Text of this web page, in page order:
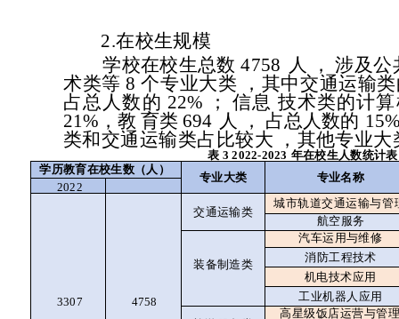
2.在校生规模
学校在校生总数4758 人 ，
涉及公
术类等8个专业大类
，其中交通运输
占总人数的 22% ； 信息 技术类的计
21% ，教 育类 694 人 ， 占总人数的
类和交通运输类占比较大
，其他专业大
表 3 2022-2023 年在校生人数统计表
学历教育在校生数（人）
专业大类 专业名称
2022
3307 4758
交通运输类
城市轨道交通运输与管
航空服务
装备制造类
汽车运用与维修
消防工程技术
机电技术应用
工业机器人应用
高星级饭店运营与管